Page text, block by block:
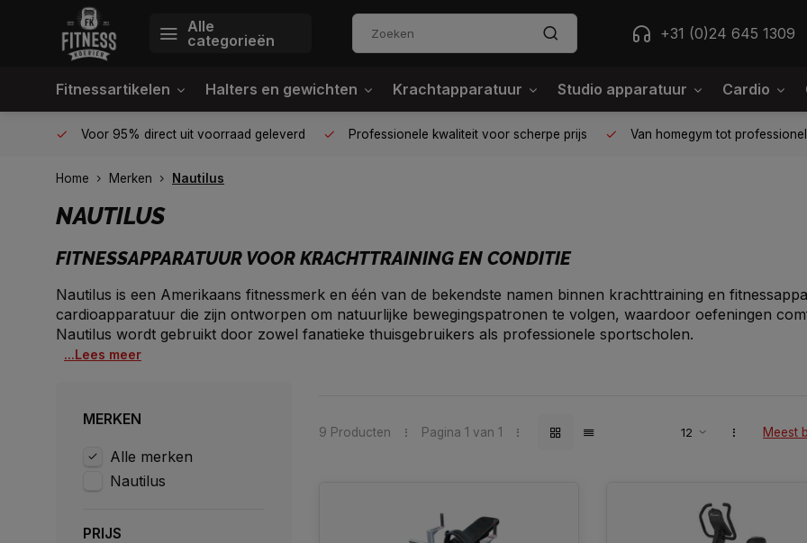
Alle
categorieën
+31 (0)24 645 1309
Fitnessartikelen Halters en gewichten Krachtapparatuur Studio apparatuur Cardio
Voor 95% direct uit voorraad geleverd Professionele kwaliteit voor scherpe prijs Van homegym tot
Home Merken Nautilus
NAUTILUS
FITNESSAPPARATUUR VOOR KRACHTTRAINING EN CONDITIE
Nautilus is een Amerikaans fitnessmerk en één van de bekendste namen binnen krachttraining en
cardioapparatuur die zijn ontworpen om natuurlijke bewegingspatronen te volgen, waardoor oefeningen
Nautilus wordt gebruikt door zowel fanatieke thuisgebruikers als professionele sportscholen.
...Lees meer
MERKEN
Alle merken
Nautilus
PRIJS
9 Producten Pagina 1 van 1 Meest